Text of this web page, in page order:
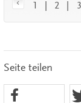
1 2 3
Seite teilen